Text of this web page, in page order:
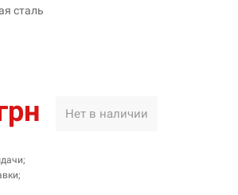
сталь
Нет в наличии